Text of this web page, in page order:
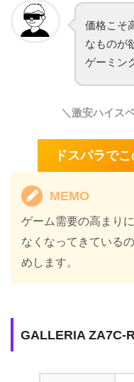
価格こそ
なものが
ゲーミン
＼激安ハイス
ドスパラで
MEMO
ゲーム需要の高まり
なくなってきている
めします。
GALLERIA ZA7C-